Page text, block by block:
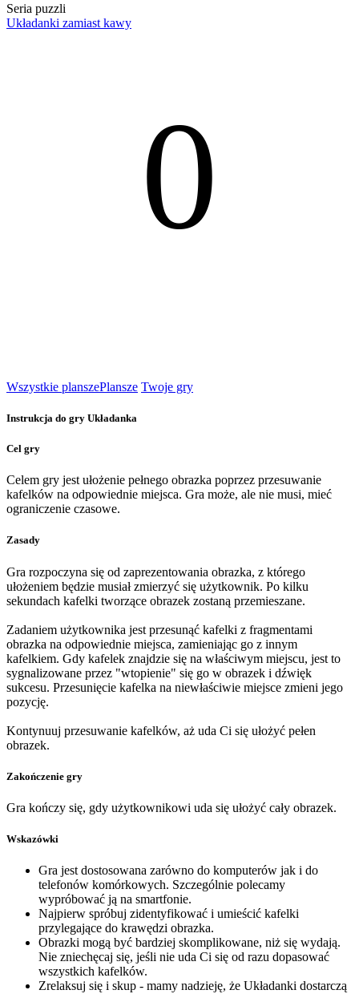
Seria puzzli
Układanki zamiast kawy
0
Wszystkie planszePlansze Twoje gry
Instrukcja do gry Układanka
Cel gry
Celem gry jest ułożenie pełnego obrazka poprzez przesuwanie
kafelków na odpowiednie miejsca. Gra może, ale nie musi, mieć
ograniczenie czasowe.
Zasady
Gra rozpoczyna się od zaprezentowania obrazka, z którego
ułożeniem będzie musiał zmierzyć się użytkownik. Po kilku
sekundach kafelki tworzące obrazek zostaną przemieszane.
Zadaniem użytkownika jest przesunąć kafelki z fragmentami
obrazka na odpowiednie miejsca, zamieniając go z innym
kafelkiem. Gdy kafelek znajdzie się na właściwym miejscu, jest to
sygnalizowane przez "wtopienie" się go w obrazek i dźwięk
sukcesu. Przesunięcie kafelka na niewłaściwie miejsce zmieni jego
pozycję.
Kontynuuj przesuwanie kafelków, aż uda Ci się ułożyć pełen
obrazek.
Zakończenie gry
Gra kończy się, gdy użytkownikowi uda się ułożyć cały obrazek.
Wskazówki
Gra jest dostosowana zarówno do komputerów jak i do
telefonów komórkowych. Szczególnie polecamy
wypróbować ją na smartfonie.
Najpierw spróbuj zidentyfikować i umieścić kafelki
przylegające do krawędzi obrazka.
Obrazki mogą być bardziej skomplikowane, niż się wydają.
Nie zniechęcaj się, jeśli nie uda Ci się od razu dopasować
wszystkich kafelków.
Zrelaksuj się i skup - mamy nadzieję, że Układanki dostarczą